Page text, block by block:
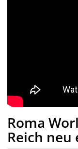
Roma
Reich neu